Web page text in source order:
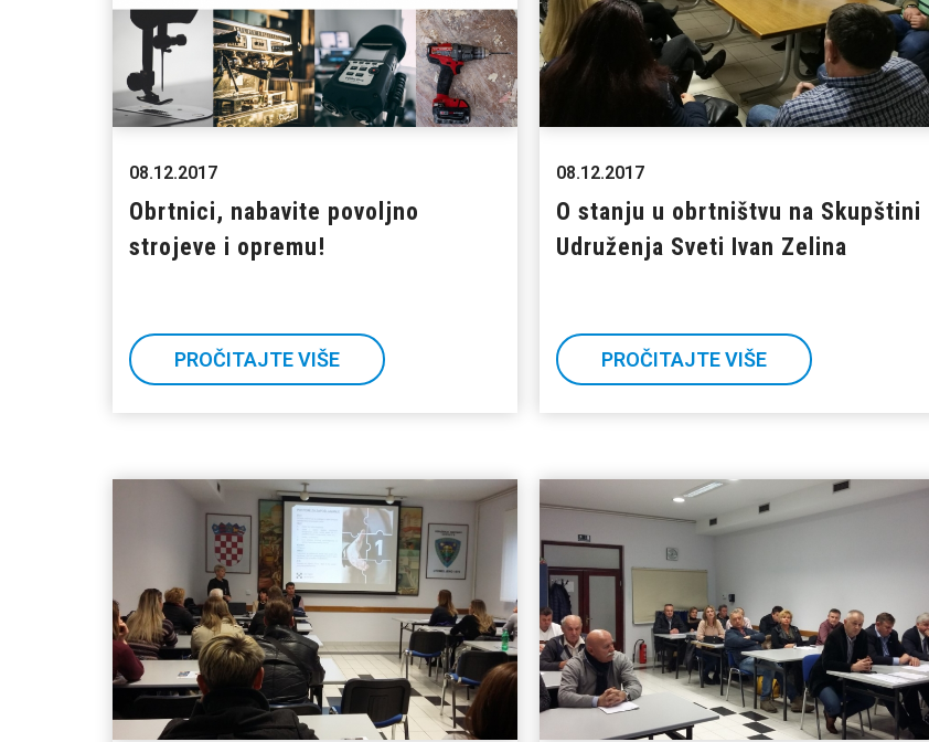
08.12.2017
Obrtnici, nabavite povoljno
strojeve i opremu!
PROČITAJTE VIŠE
08.12.2017
O stanju u obrtništvu na Skupštini
Udruženja Sveti Ivan Zelina
PROČITAJTE VIŠE